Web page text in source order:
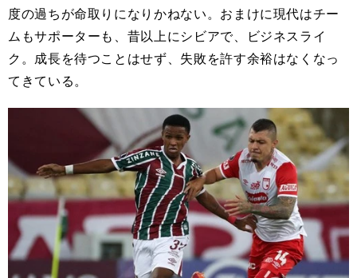
度の過ちが命取りになりかねない。おまけに現代はチー
ムもサポーターも、昔以上にシビアで、ビジネスライ
ク。成長を待つことはせず、失敗を許す余裕はなくなっ
てきている。